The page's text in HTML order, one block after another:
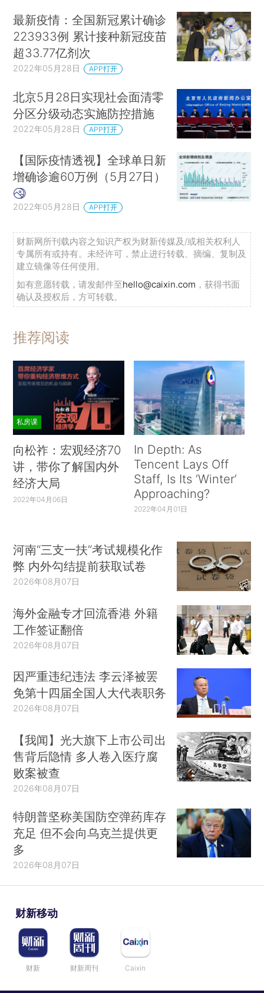
最新疫情：全国新冠累计确诊
223933例 累计接种新冠疫苗
超33.77亿剂次
2022年05月28日 APP打开
北京5月28日实现社会面清零
分区分级动态实施防控措施
2022年05月28日 APP打开
【国际疫情透视】全球单日新
增确诊逾60万例（5月27日）
2022年05月28日 APP打开
财新网所刊载内容之知识产权为财新传媒及/或相关权利人
专属所有或持有。未经许可，禁止进行转载、摘编、复制及
建立镜像等任何使用。
如有意愿转载，请发邮件至hello@caixin.com ，获得书面
确认及授权后，方可转载。
推荐阅读
私房课
向松祚：宏观经济70
讲，带你了解国内外
经济大局
2022年04月06日
In Depth: As
Tencent Lays Off
Staff, Is Its ‘Winter’
Approaching?
2022年04月01日
河南“三支一扶”考试规模化作
弊 内外勾结提前获取试卷
2026年08月07日
海外金融专才回流香港 外籍
工作签证翻倍
2026年08月07日
因严重违纪违法 李云泽被罢
免第十四届全国人大代表职务
2026年08月07日
【我闻】光大旗下上市公司出
售背后隐情 多人卷入医疗腐
败案被查
2026年08月07日
特朗普坚称美国防空弹药库存
充足 但不会向乌克兰提供更
多
2026年08月07日
财新移动
财新 财新周刊 Caixin